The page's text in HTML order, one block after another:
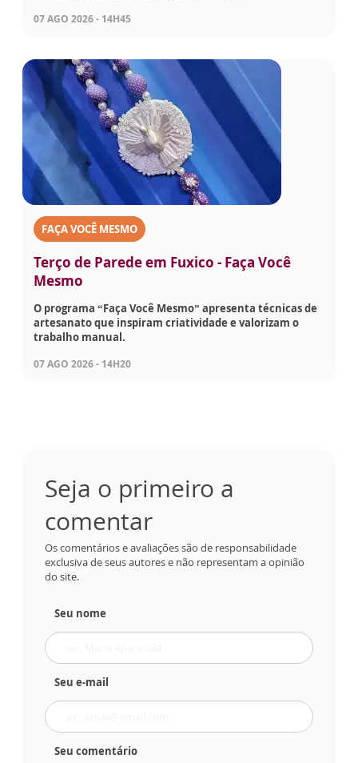
07 AGO 2026 - 14H45
FAÇA VOCÊ MESMO
Terço de Parede em Fuxico - Faça Você
Mesmo
O programa “Faça Você Mesmo” apresenta técnicas de
artesanato que inspiram criatividade e valorizam o
trabalho manual.
07 AGO 2026 - 14H20
Seja o primeiro a
comentar
Os comentários e avaliações são de responsabilidade
exclusiva de seus autores e não representam a opinião
do site.
Seu nome
Seu e-mail
Seu comentário